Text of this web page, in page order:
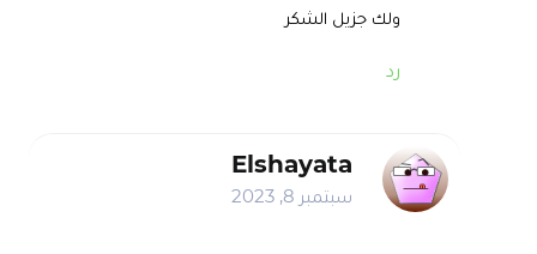
ولك جزيل الشكر
رد
Elshayata
سبتمبر 8, 2023